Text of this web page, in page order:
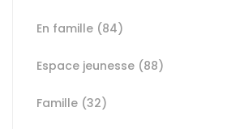
En famille (84)
Espace jeunesse (88)
Famille (32)